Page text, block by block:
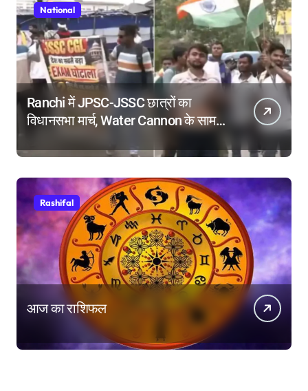
National
Ranchi में JPSC-JSSC छात्रों का
विधानसभा मार्च, Water Cannon के सामने
किया Dance, तोड़े बैरिकेड!
Rashifal
आज का राशिफल